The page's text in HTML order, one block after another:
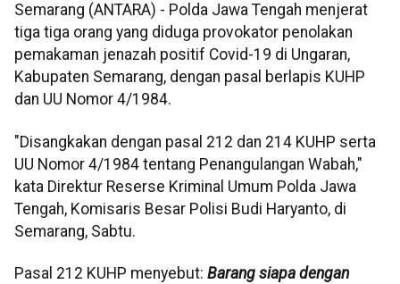
Semarang (ANTARA) - Polda Jawa Tengah menjerat
tiga tiga orang yang diduga provokator penolakan
pemakaman jenazah positif Covid-19 di Ungaran,
Kabupaten Semarang, dengan pasal berlapis KUHP
dan UU Nomor 4/1984.
"Disangkakan dengan pasal 212 dan 214 KUHP serta
UU Nomor 4/1984 tentang Penangulangan Wabah,"
kata Direktur Reserse Kriminal Umum Polda Jawa
Tengah, Komisaris Besar Polisi Budi Haryanto, di
Semarang, Sabtu.
Pasal 212 KUHP menyebut: Barang siapa dengan